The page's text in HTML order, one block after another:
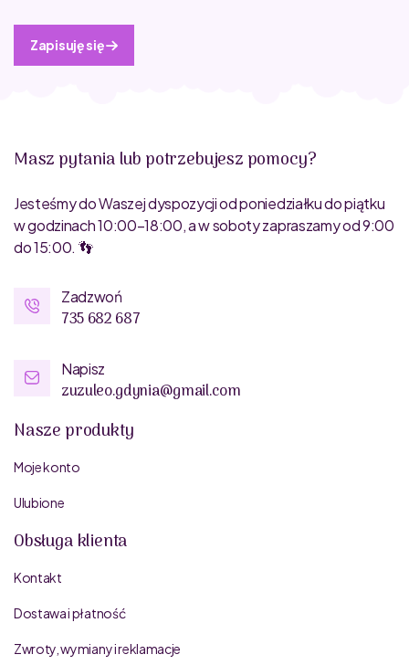
Zapisuję się
Masz pytania lub potrzebujesz pomocy?
Jesteśmy do Waszej dyspozycji od poniedziałku do piątku
w godzinach 10:00–18:00, a w soboty zapraszamy od 9:00
do 15:00. 👣
Zadzwoń
735 682 687
Napisz
zuzuleo.gdynia@gmail.com
Nasze produkty
Moje konto
Ulubione
Obsługa klienta
Kontakt
Dostawa i płatność
Zwroty, wymiany i reklamacje